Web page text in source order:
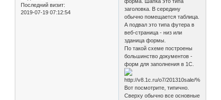
Последний визит:
2019-07-19 07:12:54
заголовка. В середину
обычно помещается таблица.
А подвал это типа футера в
веб-страница - низ или
зданица формы.
По такой схеме построены
большинство документов -
форм для заполнения в 1С.
Вот посмотрите, типично.
Сверху обычно все основные